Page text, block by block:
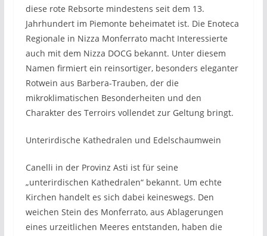
diese rote Rebsorte mindestens seit dem 13.
Jahrhundert im Piemonte beheimatet ist. Die Enoteca
Regionale in Nizza Monferrato macht Interessierte
auch mit dem Nizza DOCG bekannt. Unter diesem
Namen firmiert ein reinsortiger, besonders eleganter
Rotwein aus Barbera-Trauben, der die
mikroklimatischen Besonderheiten und den
Charakter des Terroirs vollendet zur Geltung bringt.
Unterirdische Kathedralen und Edelschaumwein
Canelli in der Provinz Asti ist für seine
„unterirdischen Kathedralen“ bekannt. Um echte
Kirchen handelt es sich dabei keineswegs. Den
weichen Stein des Monferrato, aus Ablagerungen
eines urzeitlichen Meeres entstanden, haben die